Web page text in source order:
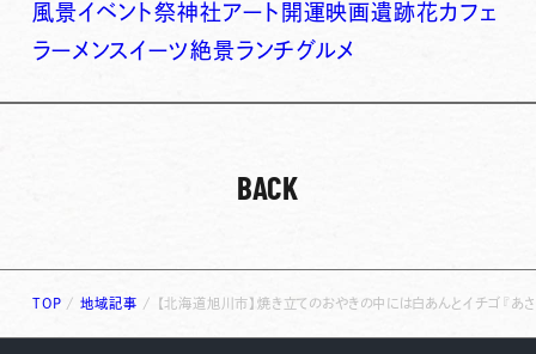
風景イベント祭神社アート 開運映画遺跡花カフェ
ラーメンスイーツ絶景ランチグルメ
BACK
TOP /地域記事 / 【北海道旭川市】焼き立てのおやきの中には白あんとイチゴ『あ